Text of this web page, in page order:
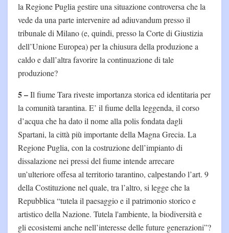
la Regione Puglia gestire una situazione controversa che la
vede da una parte intervenire ad adiuvandum presso il
tribunale di Milano (e, quindi, presso la Corte di Giustizia
dell’Unione Europea) per la chiusura della produzione a
caldo e dall’altra favorire la continuazione di tale
produzione?
5 –Il fiume Tara riveste importanza storica ed identitaria per
la comunità tarantina. E’ il fiume della leggenda, il corso
d’acqua che ha dato il nome alla polis fondata dagli
Spartani, la città più importante della Magna Grecia. La
Regione Puglia, con la costruzione dell’impianto di
dissalazione nei pressi del fiume intende arrecare
un’ulteriore offesa al territorio tarantino, calpestando l’art. 9
della Costituzione nel quale, tra l’altro, si legge che la
Repubblica “tutela il paesaggio e il patrimonio storico e
artistico della Nazione. Tutela l'ambiente, la biodiversità e
gli ecosistemi anche nell’interesse delle future generazioni”?